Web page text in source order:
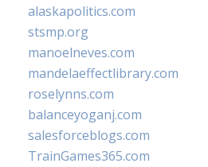
alaskapolitics.com
stsmp.org
manoelneves.com
mandelaeffectlibrary.com
roselynns.com
balanceyoganj.com
salesforceblogs.com
TrainGames365.com